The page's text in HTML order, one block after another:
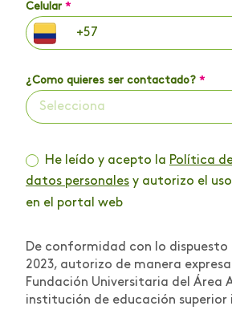
Celular *
¿Como quieres ser contactado? *
Selecciona
He leído y acepto la Política
datos personales y autorizo el
en el portal web
De conformidad con lo dispuesto
2023, autorizo de manera
Fundación Universitaria del Área
institución de educación